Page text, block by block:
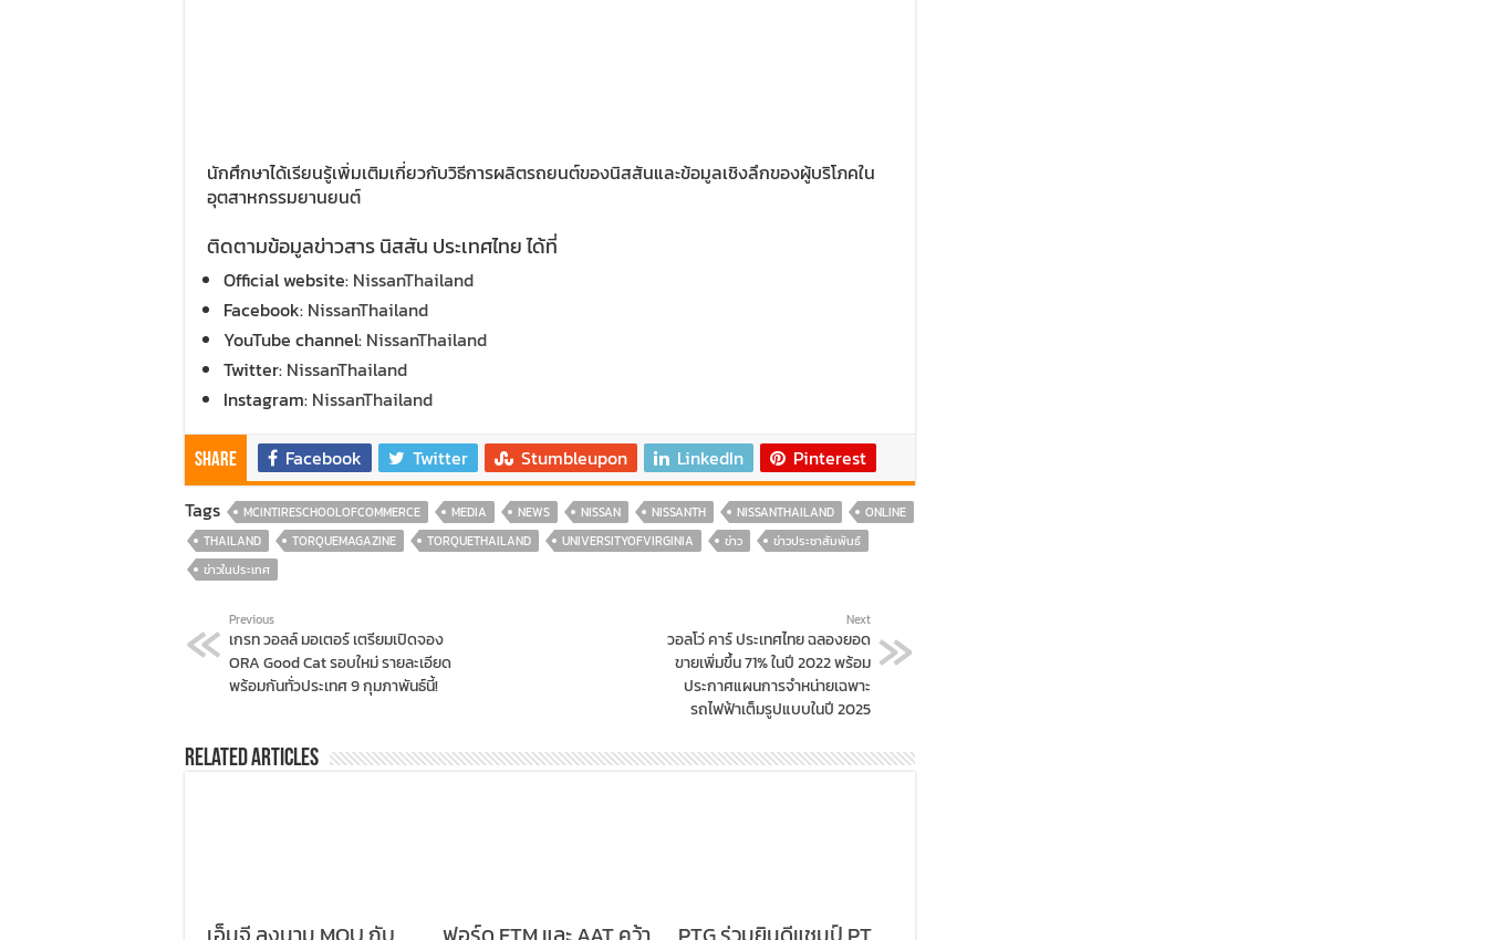
นักศึกษาได้เรียนรู้เพิ่มเติมเกี่ยวกับวิธีการผลิตรถยนต์ของนิสสันและข้อมูลเชิงลึกของผู้บริโภคใน
อุตสาหกรรมยานยนต์
ติดตามข้อมูลข่าวสาร นิสสัน ประเทศไทย ได้ที่
Official website: NissanThailand
Facebook: NissanThailand
YouTube channel: NissanThailand
Twitter: NissanThailand
Instagram: NissanThailand
Share Facebook Twitter Stumbleupon LinkedIn
Pinterest
Tags
MCINTIRESCHOOLOFCOMMERCE MEDIA NEWS NISSAN NISSANTH NISSANTHAILAND
ONLINE
THAILAND
TORQUEMAGAZINE TORQUETHAILAND UNIVERSITYOFVIRGINIA ข่าว
ข่าวประชาสัมพันธ์
ข่าวในประเทศ
Previous
เกรท วอลล์ มอเตอร์ เตรียมเปิดจอง
ORA Good Cat รอบใหม่ รายละเอียด
พร้อมกันทั่วประเทศ 9 กุมภาพันธ์นี้!
Next
วอลโว่ คาร์ ประเทศไทย ฉลองยอด
ขายเพิ่มขึ้น 71% ในปี 2022 พร้อม
ประกาศแผนการจำหน่ายเฉพาะ
รถไฟฟ้าเต็มรูปแบบในปี 2025
Related Articles